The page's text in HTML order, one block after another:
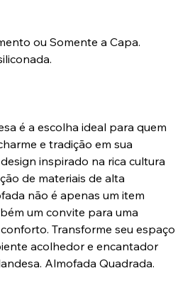
ou Somente a Capa.
é a escolha ideal para quem
e tradição em sua
inspirado na rica cultura
de materiais de alta
não é apenas um item
um convite para uma
Transforme seu espaço
acolhedor e encantador
Almofada Quadrada.